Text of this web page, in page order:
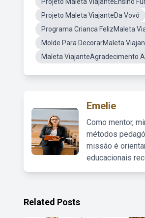
Projeto Maleta ViajanteDa Vovó
Programa Crianca FelizMaleta
Molde Para DecorarMaleta
Maleta ViajanteAgradecimento
Emelie
Como mentor,
métodos
missão é
educacionais
Related Posts